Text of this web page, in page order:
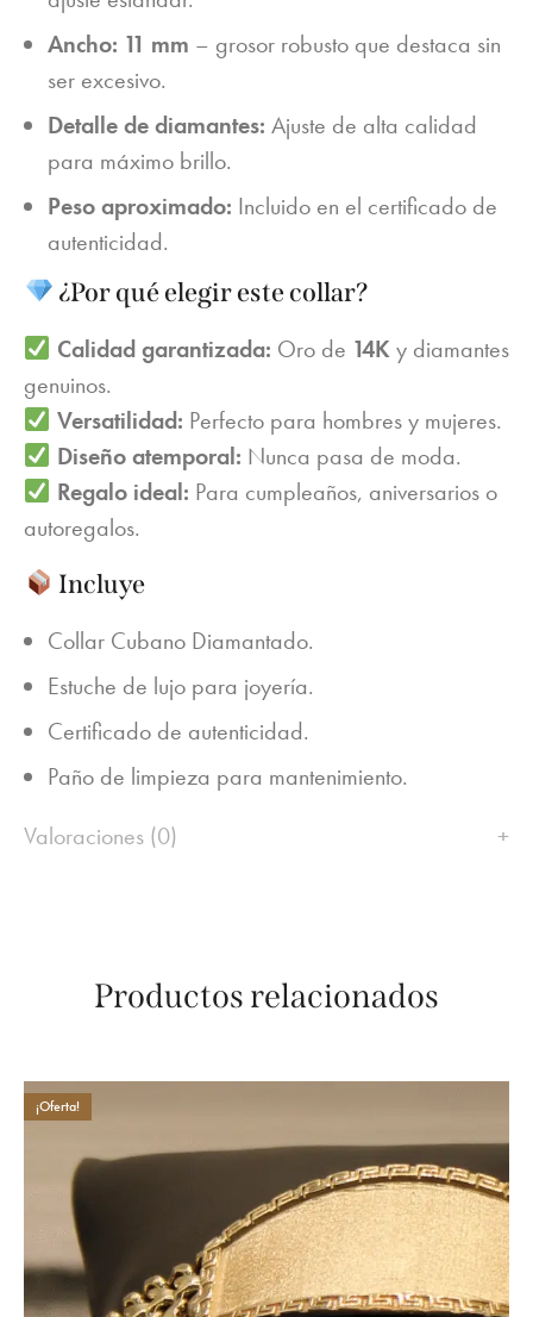
Ancho: 11 mm – grosor robusto que destaca sin
ser excesivo.
Detalle de diamantes: Ajuste de alta calidad
para máximo brillo.
Peso aproximado: Incluido en el certificado de
autenticidad.
¿Por qué elegir este collar?
Calidad garantizada: Oro de 14Ky diamantes
genuinos.
Versatilidad: Perfecto para hombres y mujeres.
Diseño atemporal: Nunca pasa de moda.
Regalo ideal: Para cumpleaños, aniversarios o
autoregalos.
Incluye
Collar Cubano Diamantado.
Estuche de lujo para joyería.
Certificado de autenticidad.
Paño de limpieza para mantenimiento.
Valoraciones (0)
Productos relacionados
¡Oferta!